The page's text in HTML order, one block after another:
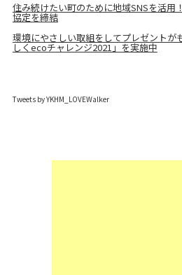
住み続けたい町のために地域SNSを活用
協定を締結
環境にやさしい取組をしてプレゼント
しくecoチャレンジ2021」を実施中
Tweets by YKHM_LOVEWalker